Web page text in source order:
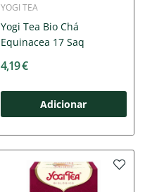
YOGI TEA
Yogi Tea Bio Chá
Equinacea 17 Saq
4,19 €
Adicionar